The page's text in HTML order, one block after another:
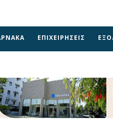
ΕΠΙΧΕΙΡΗΣΕΙΣ